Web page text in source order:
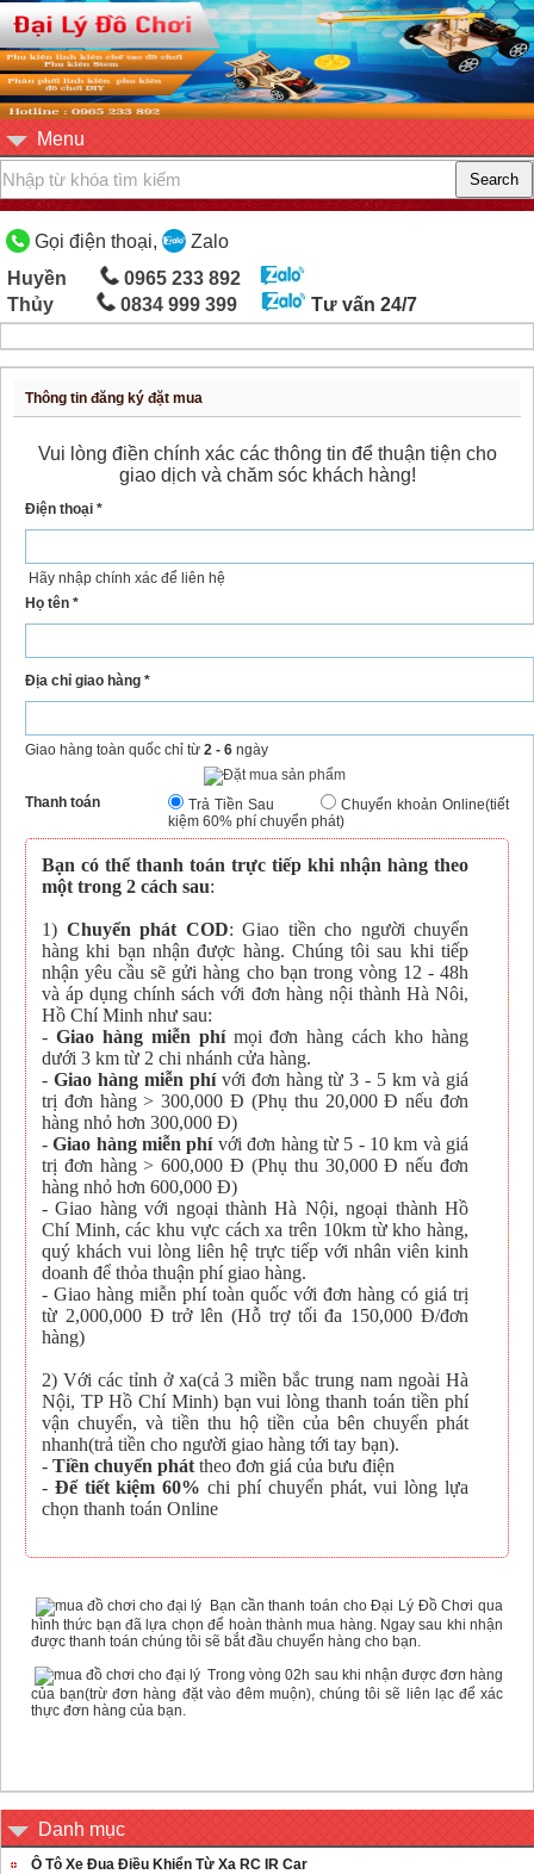
Menu
Gọi điện thoại,
Zalo
Huyền
0965 233 892
Thủy
0834 999 399 Tư vấn 24/7
Thông tin đăng ký đặt mua
Vui lòng điền chính xác các thông tin để thuận tiện cho
giao dịch và chăm sóc khách hàng!
Điện thoại *
Hãy nhập chính xác để liên hệ
Họ tên *
Địa chỉ giao hàng *
Giao hàng toàn quốc chỉ từ 2 - 6 ngày
Thanh toán Trả Tiền Sau
Chuyển khoản Online(tiết
kiệm 60% phí chuyển phát)
Bạn có thể thanh toán trực tiếp khi nhận hàng theo
một trong 2 cách sau:
1) Chuyển phát COD: Giao tiền cho người chuyển
hàng khi bạn nhận được hàng. Chúng tôi sau khi tiếp
nhận yêu cầu sẽ gửi hàng cho bạn trong vòng 12 - 48h
và áp dụng chính sách với đơn hàng nội thành Hà Nôi,
Hồ Chí Minh như sau:
- Giao hàng miễn phímọi đơn hàng cách kho hàng
dưới 3 km từ 2 chi nhánh cửa hàng.
- Giao hàng miễn phívới đơn hàng từ 3 - 5 km và giá
trị đơn hàng > 300,000 Đ (Phụ thu 20,000 Đ nếu đơn
hàng nhỏ hơn 300,000 Đ)
-Giao hàng miễn phívới đơn hàng từ 5 - 10 km và giá
trị đơn hàng > 600,000 Đ (Phụ thu 30,000 Đ nếu đơn
hàng nhỏ hơn 600,000 Đ)
- Giao hàng với ngoại thành Hà Nội, ngoại thành Hồ
Chí Minh, các khu vực cách xa trên 10km từ kho hàng,
quý khách vui lòng liên hệ trực tiếp với nhân viên kinh
doanh để thỏa thuận phí giao hàng.
- Giao hàng miễn phí toàn quốc với đơn hàng có giá trị
từ 2,000,000 Đ trở lên (Hỗ trợ tối đa 150,000 Đ/đơn
hàng)
2) Với các tỉnh ở xa(cả 3 miền bắc trung nam ngoài Hà
Nội, TP Hồ Chí Minh) bạn vui lòng thanh toán tiền phí
vận chuyển, và tiền thu hộ tiền của bên chuyển phát
nhanh(trả tiền cho người giao hàng tới tay bạn).
- Tiền chuyển phát theo đơn giá của bưu điện
- Để tiết kiệm 60% chi phí chuyển phát, vui lòng lựa
chọn thanh toán Online
Bạn cần thanh toán cho Đại Lý Đồ Chơi qua
hình thức bạn đã lựa chọn để hoàn thành mua hàng. Ngay sau khi nhận
được thanh toán chúng tôi sẽ bắt đầu chuyển hàng cho bạn.
Trong vòng 02h sau khi nhận được đơn hàng
của bạn(trừ đơn hàng đặt vào đêm muộn), chúng tôi sẽ liên lạc để xác
thực đơn hàng của bạn.
Danh mục
Ô Tô Xe Đua Điều Khiển Từ Xa RC IR Car